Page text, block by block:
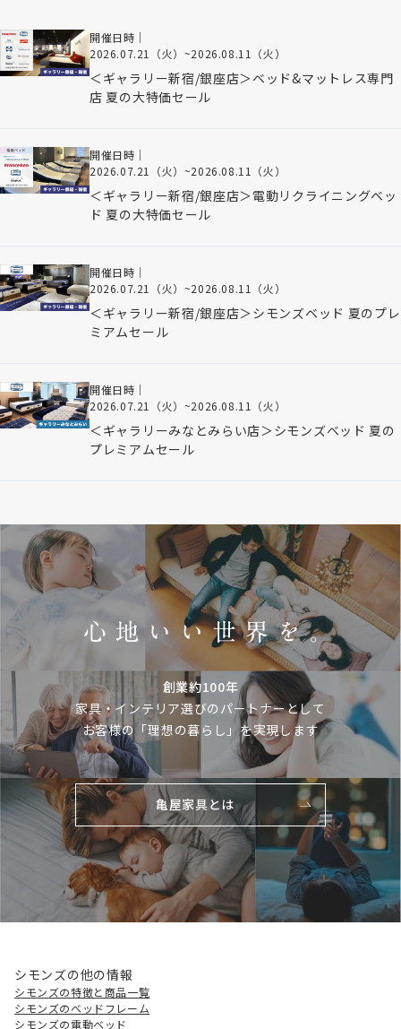
開催日時｜
2026.07.21（火） ~2026.08.11（火）
＜ギャラリー新宿/銀座店＞ベッド&マットレス専門
店 夏の大特価セール
開催日時｜
2026.07.21（火） ~2026.08.11（火）
＜ギャラリー新宿/銀座店＞電動リクライニングベッ
ド 夏の大特価セール
開催日時｜
2026.07.21（火） ~2026.08.11（火）
＜ギャラリー新宿/銀座店＞シモンズベッド 夏のプレ
ミアムセール
開催日時｜
2026.07.21（火） ~2026.08.11（火）
＜ギャラリーみなとみらい店＞シモンズベッド 夏の
プレミアムセール
創業約100年
家具・インテリア選びのパートナーとして
お客様の「理想の暮らし」を実現します
亀屋家具とは
シモンズの他の情報
シモンズの特徴と商品一覧
シモンズのベッドフレーム
シモンズの電動ベッド